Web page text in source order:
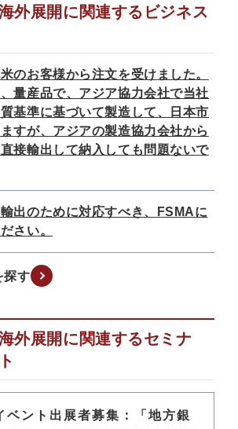
外展開に関連するビジネス
のお客様から注文を受けました。
量産品で、アジア協力会社で当社
基準に基づいて製造して、日本市
すが、アジアの製造協力会社から
接輸出して納入しても問題ないで
出のために対応すべき、FSMAに
さい。
探す
外展開に関連するセミナ
ベント出展者募集：「地方銀